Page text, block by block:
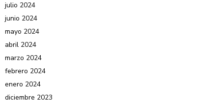
julio 2024
junio 2024
mayo 2024
abril 2024
marzo 2024
febrero 2024
enero 2024
diciembre 2023